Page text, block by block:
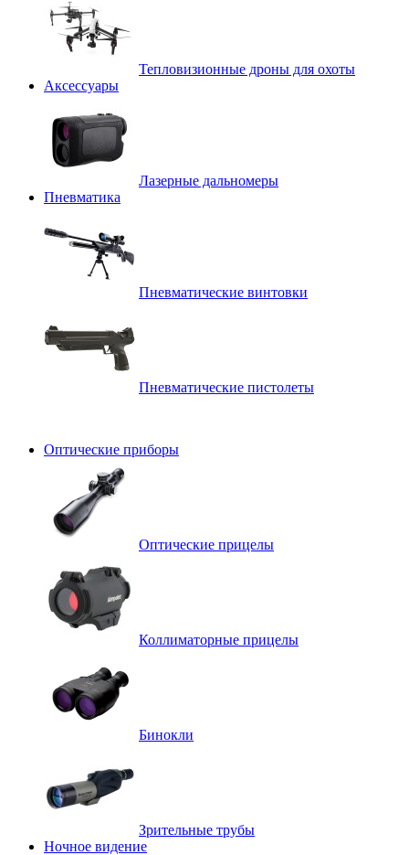
Тепловизионные дроны для охоты
Аксессуары
Лазерные дальномеры
Пневматика
Пневматические винтовки
Пневматические пистолеты
Оптические приборы
Оптические прицелы
Коллиматорные прицелы
Бинокли
Зрительные трубы
Ночное видение